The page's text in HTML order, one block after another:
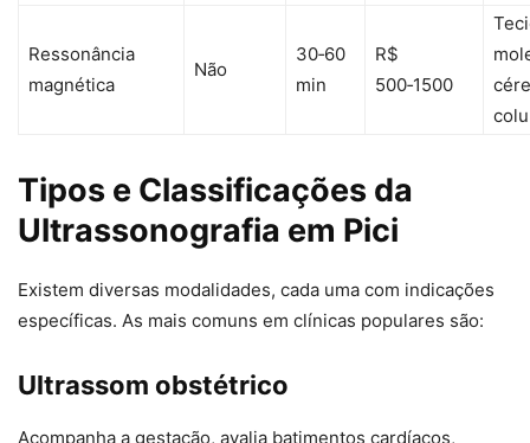
Ressonância
magnética
Não
30‑60
min
R$
500‑1500
Tipos e Classificações da
Ultrassonografia em Pici
Existem diversas modalidades, cada uma com indicações
específicas. As mais comuns em clínicas populares são:
Ultrassom obstétrico
Acompanha a gestação, avalia batimentos cardíacos,